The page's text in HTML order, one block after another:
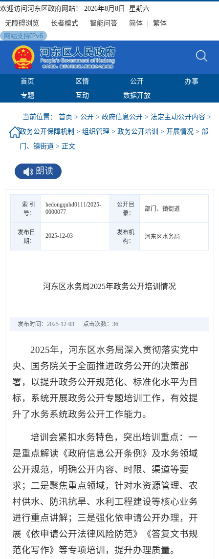
欢迎访问河东区政府网站！
2026年8月8日 星期六
无障碍浏览
长者模式 智能问答 简体 繁体
首页 区情 公开
办事
专题
互动 数据开放
当前位置： 首页 > 公开 > 政府信息公开 > 法定主动公开内容 >
政务公开保障机制 > 组织管理 > 政务公开培训 > 开展情况 > 部
门、镇街道 > 正文
朗读
索 引
号：
hedongquhd0111/2025-
0000077
公开目
录：
部门、镇街道
发布日
期：
2025-12-03
发布机
构：
河东区水务局
河东区水务局2025年政务公开培训情况
发布时间：2025-12-03 点击次数： 36
2025年，河东区水务局深入贯彻落实党中
央、国务院关于全面推进政务公开的决策部
署，以提升政务公开规范化、标准化水平为目
标，系统开展政务公开专题培训工作，有效提
升了水务系统政务公开工作能力。
培训会紧扣水务特色，突出培训重点：一
是重点解读《政府信息公开条例》及水务领域
公开规范，明确公开内容、时限、渠道等要
求；二是聚焦重点领域，针对水资源管理、农
村供水、防汛抗旱、水利工程建设等核心业务
进行重点讲解；三是强化依申请公开办理，开
展《依申请公开法律风险防范》《答复文书规
范化写作》等专项培训，提升办理质量。